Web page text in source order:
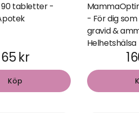
90 tabletter -
65 kr
Köp
- För dig
gravid &
Helhetshälsa